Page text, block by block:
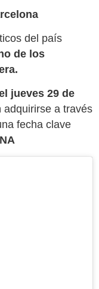
del país
de los
jueves 29 de
adquirirse a través
fecha clave